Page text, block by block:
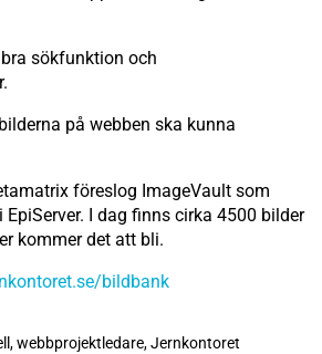
sökfunktion och
på webben ska kunna
föreslog ImageVault som
I dag finns cirka 4500 bilder
kommer det att bli.
bildbank
webbprojektledare, Jernkontoret